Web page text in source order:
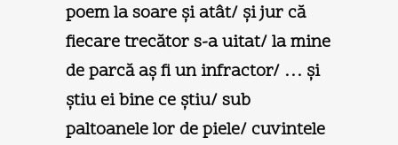
poem la soare şi atât/ şi jur că
fiecare trecător s-a uitat/ la mine
de parcă aş fi un infractor/ … şi
ştiu ei bine ce ştiu/ sub
paltoanele lor de piele/ cuvintele